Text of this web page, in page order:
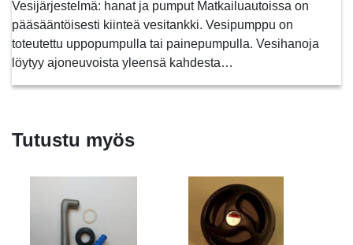
Vesijärjestelmä: hanat ja pumput Matkailuautoissa on
pääsääntöisesti kiinteä vesitankki. Vesipumppu on
toteutettu uppopumpulla tai painepumpulla. Vesihanoja
löytyy ajoneuvoista yleensä kahdesta…
Tutustu myös